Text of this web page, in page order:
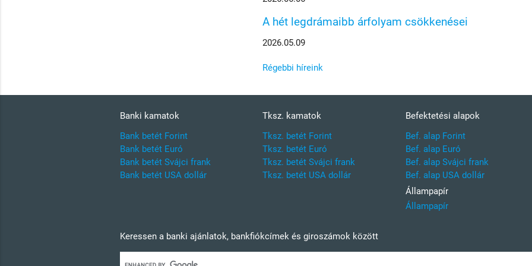
A hét legdrámaibb árfolyam csökkenései
2026.05.09
Régebbi híreink
Banki kamatok
Bank betét Forint
Bank betét Euró
Bank betét Svájci frank
Bank betét USA dollár
Tksz. kamatok
Tksz. betét Forint
Tksz. betét Euró
Tksz. betét Svájci frank
Tksz. betét USA dollár
Befektetési alapok
Bef. alap Forint
Bef. alap Euró
Bef. alap Svájci frank
Bef. alap USA dollár
Állampapír
Állampapír
Keressen a banki ajánlatok, bankfiókcímek és giroszámok között